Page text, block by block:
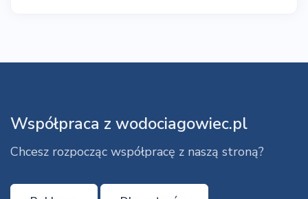
Współpraca z wodociagowiec.pl
Chcesz rozpocząc współpracę z naszą stroną?